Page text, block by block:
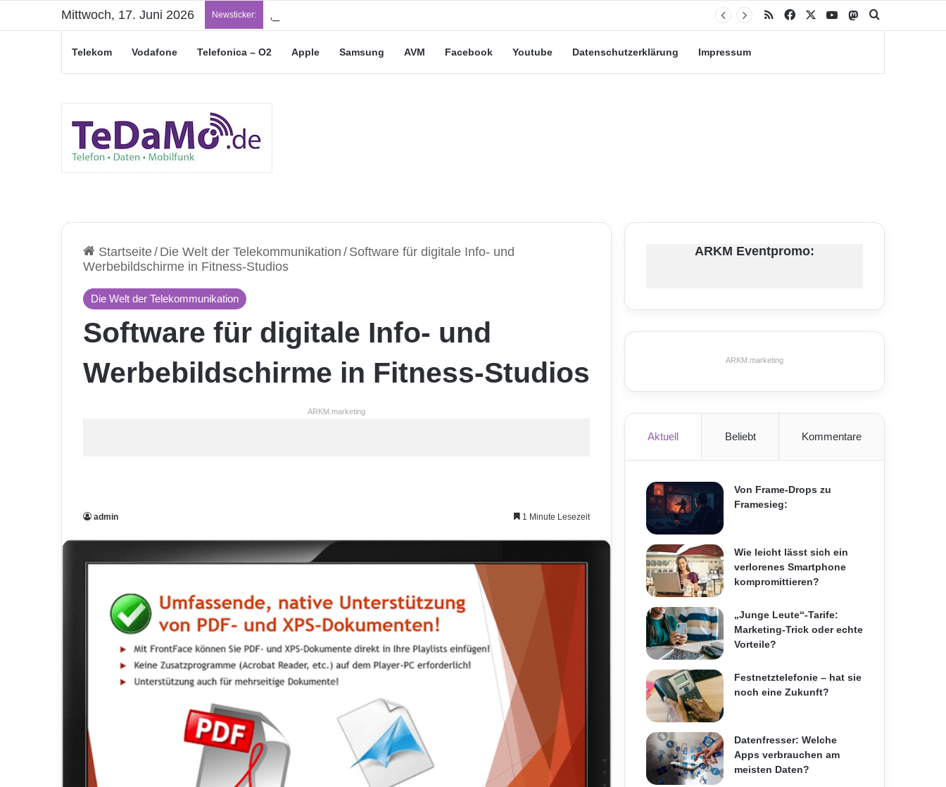
Mittwoch, 17. Juni 2026 Newsticker: „Junge Leute“-Tarife: Marketing-Trick oder echte Vorteile? RSS Facebook YouTubeMastodon
Telekom Vodafone Telefonica – O2 Apple Samsung AVM Facebook Youtube Datenschutzerklärung Impressum
Startseite/ Die Welt der Telekommunikation / Software für digitale Info- und
Werbebildschirme in Fitness-Studios
Die Welt der Telekommunikation
Software für digitale Info- und
Werbebildschirme in Fitness-Studios
ARKM.marketing
admin 1 Minute Lesezeit
ARKM Eventpromo:
ARKM.marketing
Aktuell Beliebt Kommentare
Von Frame-Drops zu
Framesieg:
Wie leicht lässt sich ein
verlorenes Smartphone
kompromittieren?
„Junge Leute“-Tarife:
Marketing-Trick oder echte
Vorteile?
Festnetztelefonie – hat sie
noch eine Zukunft?
Datenfresser: Welche
Apps verbrauchen am
meisten Daten?